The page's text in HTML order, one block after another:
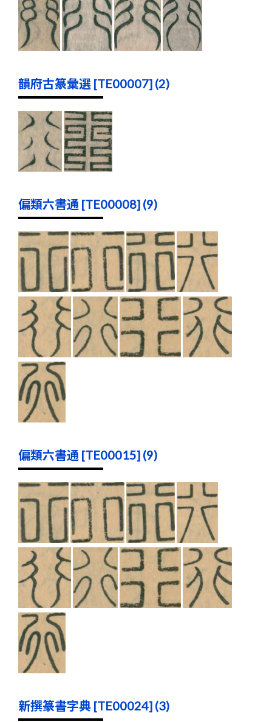
韻府古篆彙選 [TE00007] (2)
偏類六書通 [TE00008] (9)
偏類六書通 [TE00015] (9)
新撰篆書字典 [TE00024] (3)